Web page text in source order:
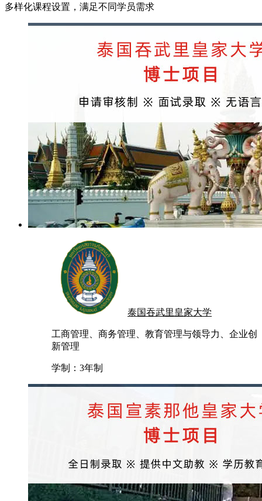
多样化课程设置，满足不同学员需求
泰国吞武里皇家大学
工商管理、商务管理、教育管理与领导力、企业创
新管理
学制： 3年制